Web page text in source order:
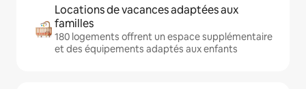
Locations de vacances adaptées aux
familles
180 logements offrent un espace supplémentaire
et des équipements adaptés aux enfants